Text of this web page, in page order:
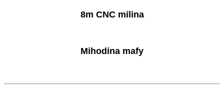
8m CNC milina
Mihodina mafy